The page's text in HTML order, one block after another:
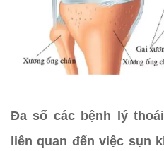
Đa số các bệnh lý
liên quan đến việc sụn